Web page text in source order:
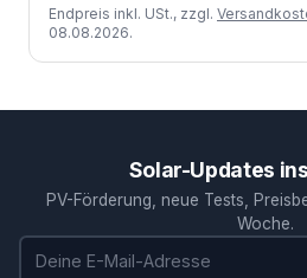
Endpreis inkl. USt., zzgl.
08.08.2026.
Solar-Updates
PV-Förderung, neue Tests,
Woche.
E-Mail-Adresse